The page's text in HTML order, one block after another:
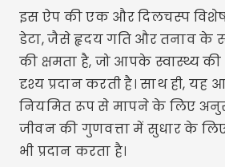
इस ऐप की एक और दिलचस्प
डेटा, जैसे हृदय गति और तनाव के
की क्षमता है, जो आपके स्वास्थ्य की
दृश्य प्रदान करती है। साथ ही, यह
नियमित रूप से मापने के लिए
जीवन की गुणवत्ता में सुधार के लिए
भी प्रदान करता है।